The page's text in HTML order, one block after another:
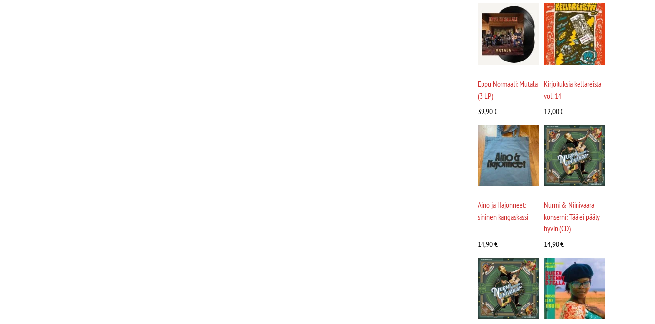
Eppu Normaali: Mutala
(3 LP)
39,90€
Kirjoituksia kellareista
vol. 14
12,00€
Aino ja Hajonneet:
sininen kangaskassi
14,90€
Nurmi & Niinivaara
konserni: Tää ei pääty
hyvin (CD)
14,90€